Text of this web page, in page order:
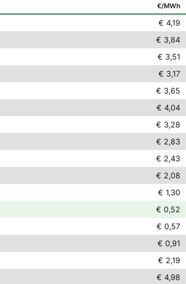
€/MWh
€ 4,19
€ 3,84
€ 3,51
€ 3,17
€ 3,65
€ 4,04
€ 3,28
€ 2,83
€ 2,43
€ 2,08
€ 1,30
€ 0,52
€ 0,57
€ 0,91
€ 2,19
€ 4,98